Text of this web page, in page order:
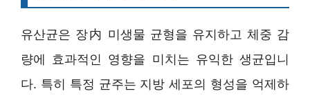
유산균은 장内 미생물 균형을 유지하고 체중 감
량에 효과적인 영향을 미치는 유익한 생균입니
다. 특히 특정 균주는 지방 세포의 형성을 억제하